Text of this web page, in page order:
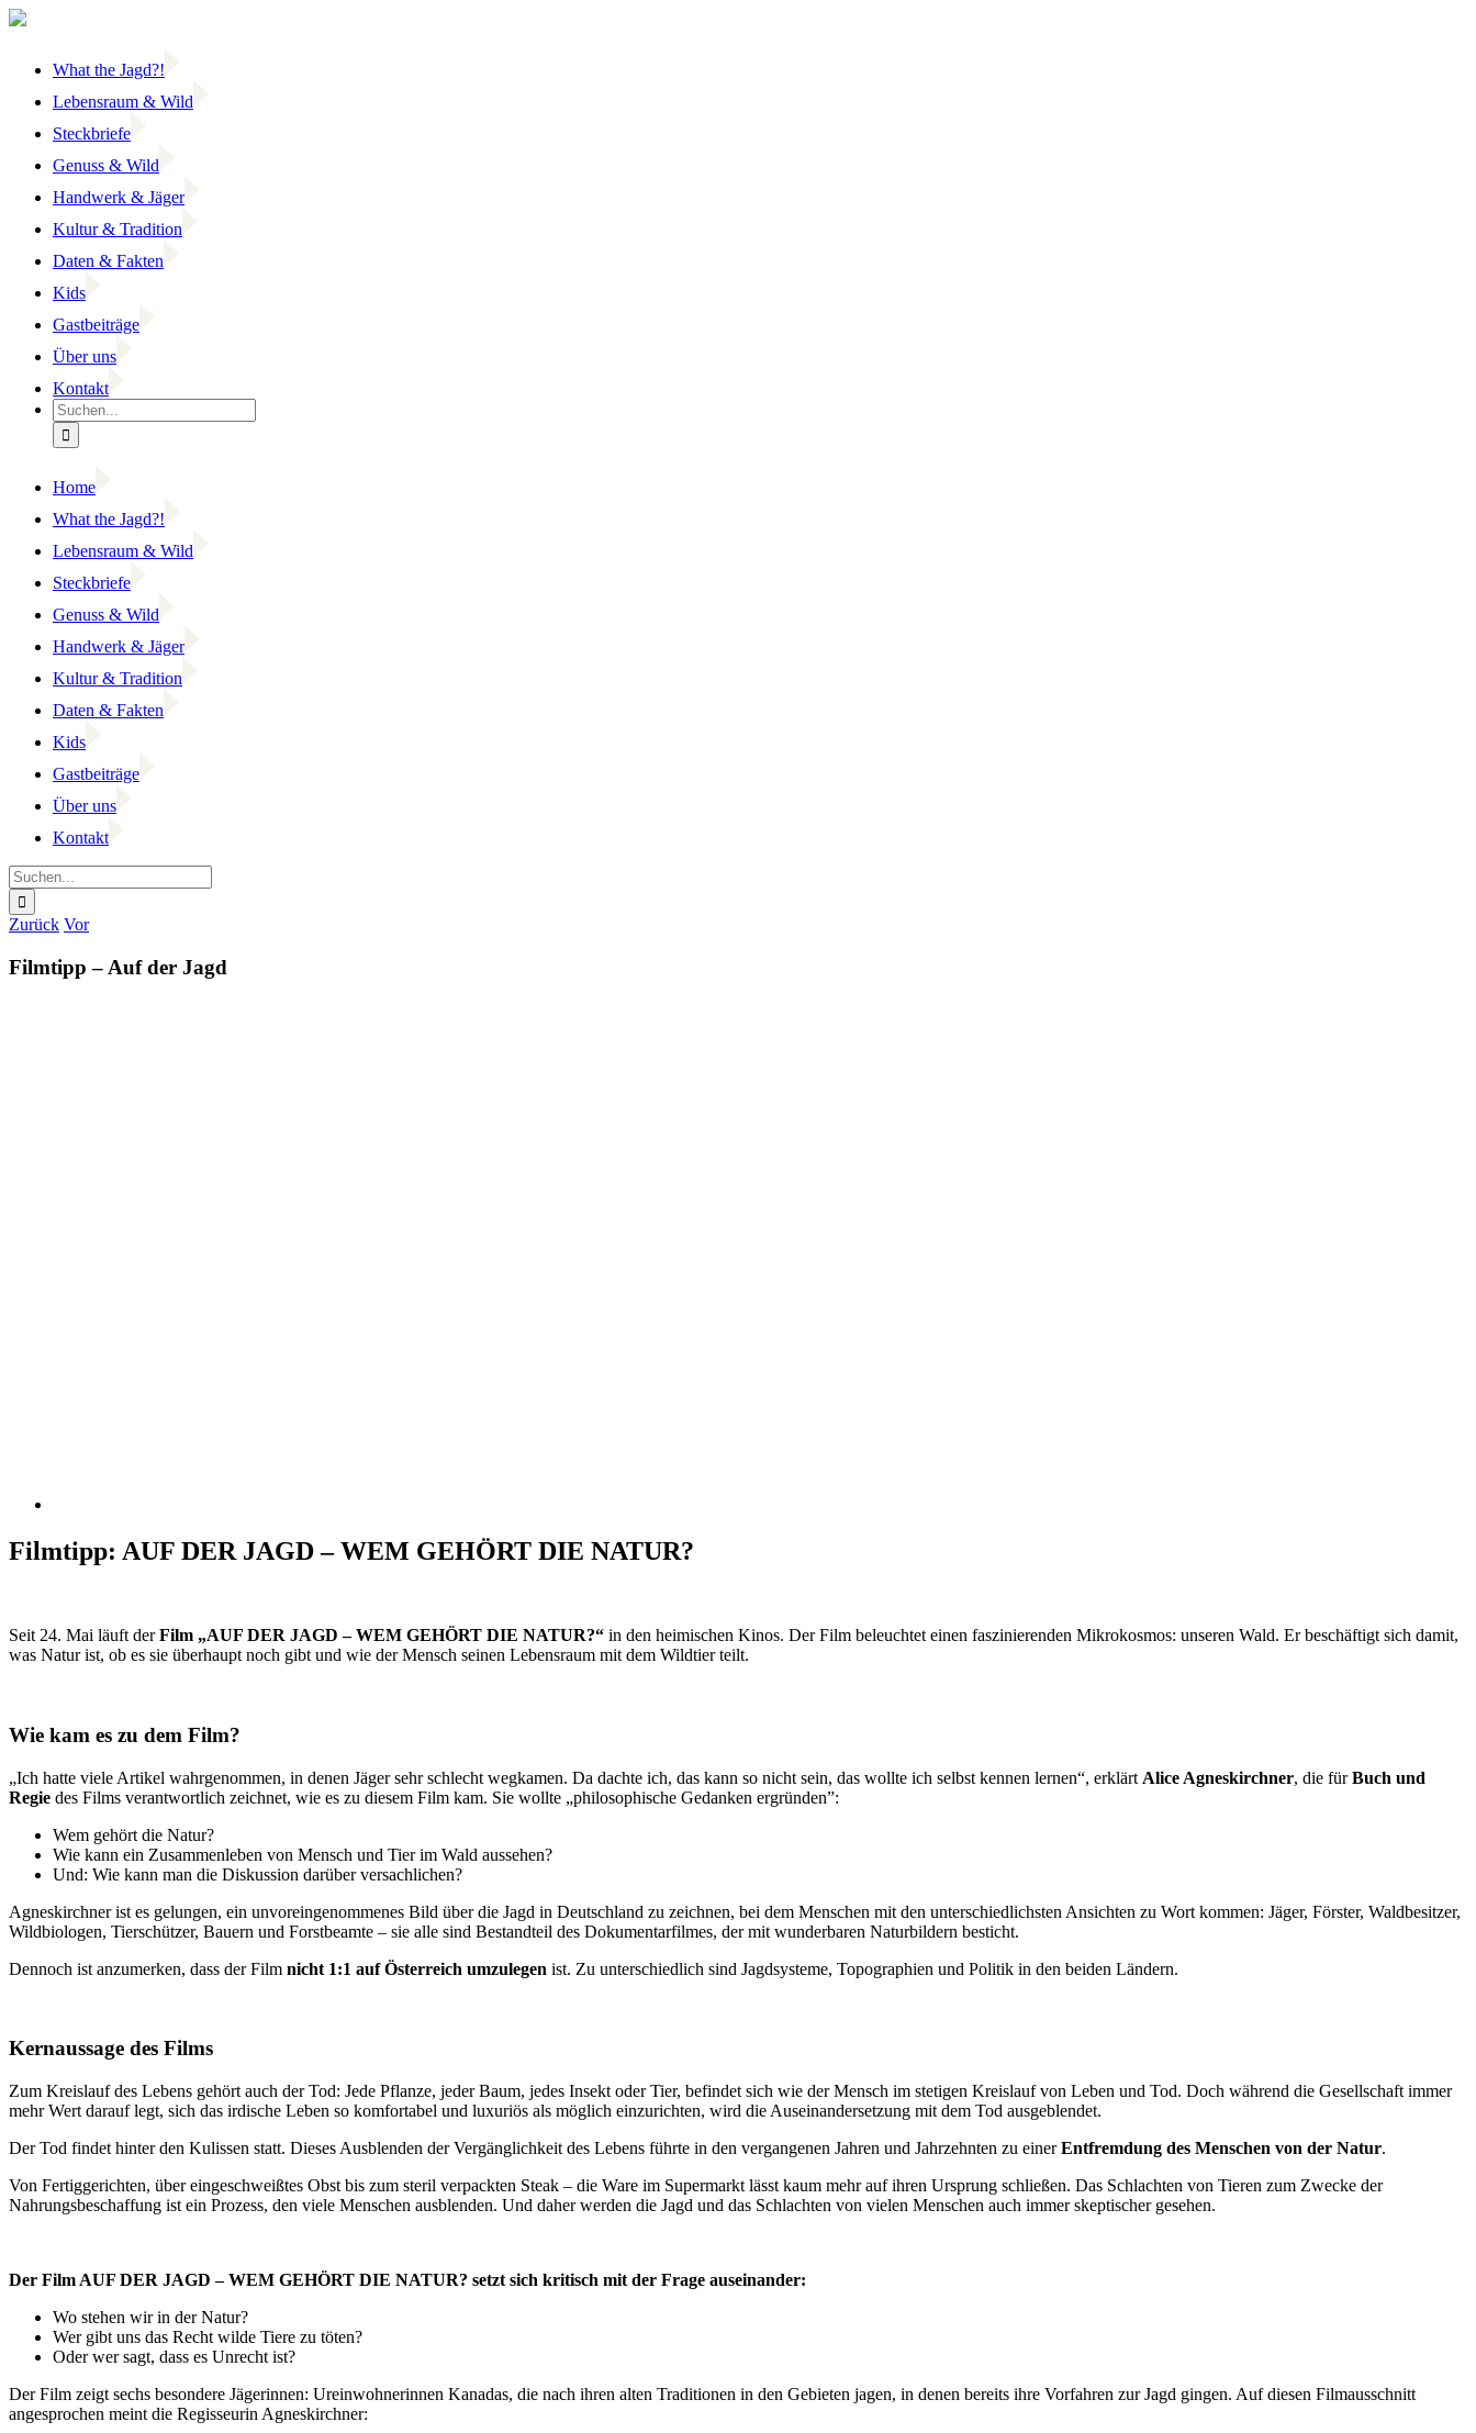
Zum
What the Jagd?!
Lebensraum & Wild
Steckbriefe
Genuss & Wild
Handwerk & Jäger
Kultur & Tradition
Daten & Fakten
Kids
Gastbeiträge
Über uns
Kontakt
Suche
nach:
Home
What the Jagd?!
Lebensraum & Wild
Steckbriefe
Genuss & Wild
Handwerk & Jäger
Kultur & Tradition
Daten & Fakten
Kids
Gastbeiträge
Über uns
Kontakt
Suche
nach:
Facebook
YouTube
Instagram
Zurück Vor
Filmtipp – Auf der Jagd
Filmtipp: AUF DER JAGD – WEM GEHÖRT DIE NATUR?
Seit 24. Mai läuft derFilm „AUF DER JAGD – WEM GEHÖRT DIE NATUR?“ in den heimischen Kinos. Der Film beleuchtet einen faszinierenden Mikrokosmos: unseren Wald. Er beschäftigt sich damit,
was Natur ist, ob es sie überhaupt noch gibt und wie der Mensch seinen Lebensraum mit dem Wildtier teilt.
Wie kam es zu dem Film?
„Ich hatte viele Artikel wahrgenommen, in denen Jäger sehr schlecht wegkamen. Da dachte ich, das kann so nicht sein, das wollte ich selbst kennen lernen“, erklärt Alice Agneskirchner, die fürBuch und
Regie des Films verantwortlich zeichnet, wie es zu diesem Film kam. Sie wollte „philosophische Gedanken ergründen”:
Wem gehört die Natur?
Wie kann ein Zusammenleben von Mensch und Tier im Wald aussehen?
Und: Wie kann man die Diskussion darüber versachlichen?
Agneskirchner ist es gelungen, ein unvoreingenommenes Bild über die Jagd in Deutschland zu zeichnen, bei dem Menschen mit den unterschiedlichsten Ansichten zu Wort kommen: Jäger, Förster, Waldbesitzer,
Wildbiologen, Tierschützer, Bauern und Forstbeamte – sie alle sind Bestandteil des Dokumentarfilmes, der mit wunderbaren Naturbildern besticht.
Dennoch ist anzumerken, dass der Film nicht 1:1 auf Österreich umzulegen ist. Zu unterschiedlich sind Jagdsysteme, Topographien und Politik in den beiden Ländern.
Kernaussage des Films
Zum Kreislauf des Lebens gehört auch der Tod: Jede Pflanze, jeder Baum, jedes Insekt oder Tier, befindet sich wie der Mensch im stetigen Kreislauf von Leben und Tod. Doch während die Gesellschaft immer
mehr Wert darauf legt, sich das irdische Leben so komfortabel und luxuriös als möglich einzurichten, wird die Auseinandersetzung mit dem Tod ausgeblendet.
Der Tod findet hinter den Kulissen statt. Dieses Ausblenden der Vergänglichkeit des Lebens führte in den vergangenen Jahren und Jahrzehnten zu einerEntfremdung des Menschen von der Natur.
Von Fertiggerichten, über eingeschweißtes Obst bis zum steril verpackten Steak – die Ware im Supermarkt lässt kaum mehr auf ihren Ursprung schließen. Das Schlachten von Tieren zum Zwecke der
Nahrungsbeschaffung ist ein Prozess, den viele Menschen ausblenden. Und daher werden die Jagd und das Schlachten von vielen Menschen auch immer skeptischer gesehen.
Der Film AUF DER JAGD – WEM GEHÖRT DIE NATUR? setzt sich kritisch mit der Frage auseinander:
Wo stehen wir in der Natur?
Wer gibt uns das Recht wilde Tiere zu töten?
Oder wer sagt, dass es Unrecht ist?
Der Film zeigt sechs besondere Jägerinnen: Ureinwohnerinnen Kanadas, die nach ihren alten Traditionen in den Gebieten jagen, in denen bereits ihre Vorfahren zur Jagd gingen. Auf diesen Filmausschnitt
angesprochen meint die Regisseurin Agneskirchner: